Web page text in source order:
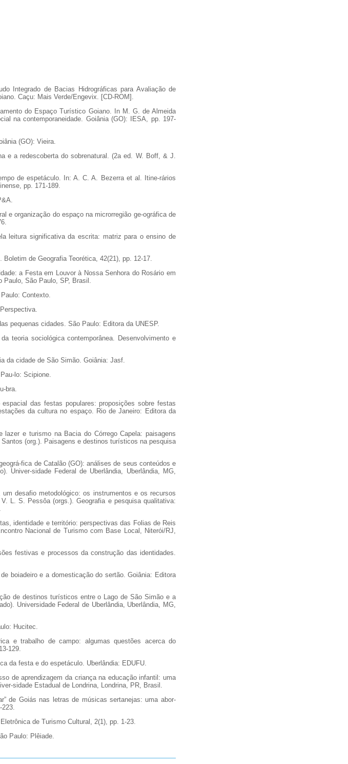
Integrado de Bacias Hidrográficas para Avaliação de
Caçu: Mais Verde/Engevix. [CD-ROM].
do Espaço Turístico Goiano. In M. G. de Almeida
na contemporaneidade. Goiânia (GO): IESA, pp. 197-
(GO): Vieira.
e a redescoberta do sobrenatural. (2a ed. W. Boff, & J.
de espetáculo. In: A. C. A. Bezerra et al. Itine-rários
pp. 171-189.
e organização do espaço na microrregião ge-ográfica de
leitura significativa da escrita: matriz para o ensino de
de Geografia Teorética, 42(21), pp. 12-17.
a Festa em Louvor à Nossa Senhora do Rosário em
São Paulo, SP, Brasil.
Contexto.
pequenas cidades. São Paulo: Editora da UNESP.
teoria sociológica contemporânea. Desenvolvimento e
da cidade de São Simão. Goiânia: Jasf.
lo: Scipione.
bra.
das festas populares: proposições sobre festas
da cultura no espaço. Rio de Janeiro: Editora da
e turismo na Bacia do Córrego Capela: paisagens
(org.). Paisagens e destinos turísticos na pesquisa
fica de Catalão (GO): análises de seus conteúdos e
Univer-sidade Federal de Uberlândia, Uberlândia, MG,
desafio metodológico: os instrumentos e os recursos
L. S. Pessôa (orgs.). Geografia e pesquisa qualitativa:
identidade e território: perspectivas das Folias de Reis
Nacional de Turismo com Base Local, Niterói/RJ,
festivas e processos da construção das identidades.
boiadeiro e a domesticação do sertão. Goiânia: Editora
de destinos turísticos entre o Lago de São Simão e a
Universidade Federal de Uberlândia, Uberlândia, MG,
Hucitec.
e trabalho de campo: algumas questões acerca do
129.
da festa e do espetáculo. Uberlândia: EDUFU.
de aprendizagem da criança na educação infantil: uma
sidade Estadual de Londrina, Londrina, PR, Brasil.
de Goiás nas letras de músicas sertanejas: uma abor-
223.
de Turismo Cultural, 2(1), pp. 1-23.
Paulo: Plêiade.